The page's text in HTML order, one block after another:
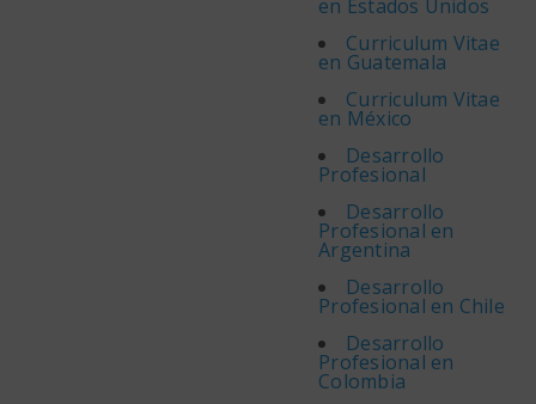
en Estados Unidos
Curriculum Vitae
en Guatemala
Curriculum Vitae
en México
Desarrollo
Profesional
Desarrollo
Profesional en
Argentina
Desarrollo
Profesional en Chile
Desarrollo
Profesional en
Colombia